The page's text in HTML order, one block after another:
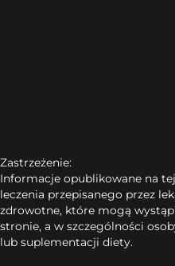
Zastrzeżenie:
Informacje opublikowane na
leczenia przepisanego przez
zdrowotne, które mogą
stronie, a w szczególności
lub suplementacji diety.